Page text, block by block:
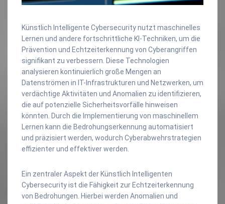
Künstlich Intelligente Cybersecurity nutzt maschinelles
Lernen und andere fortschrittliche KI-Techniken, um die
Prävention und Echtzeiterkennung von Cyberangriffen
signifikant zu verbessern. Diese Technologien
analysieren kontinuierlich große Mengen an
Datenströmen in IT-Infrastrukturen und Netzwerken, um
verdächtige Aktivitäten und Anomalien zu identifizieren,
die auf potenzielle Sicherheitsvorfälle hinweisen
könnten. Durch die Implementierung von maschinellem
Lernen kann die Bedrohungserkennung automatisiert
und präzisiert werden, wodurch Cyberabwehrstrategien
effizienter und effektiver werden.
Ein zentraler Aspekt der Künstlich Intelligenten
Cybersecurity ist die Fähigkeit zur Echtzeiterkennung
von Bedrohungen. Hierbei werden Anomalien und